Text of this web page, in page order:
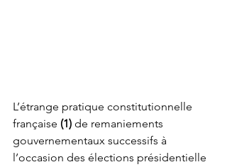
L’étrange pratique constitutionnelle
française (1) de remaniements
gouvernementaux successifs à
l’occasion des élections présidentielle